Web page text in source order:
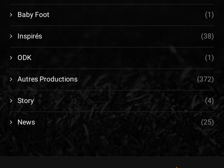
Baby Foot (1)
Inspirés (38)
ODK (1)
Autres Productions (372)
Story (4)
News (25)